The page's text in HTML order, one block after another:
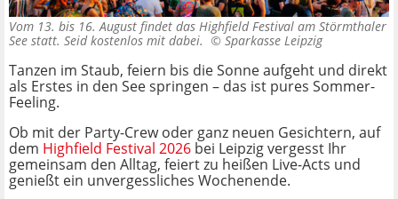
Vom 13. bis 16. August findet das Highfield Festival am Störmthaler
See statt. Seid kostenlos mit dabei. © Sparkasse Leipzig
Tanzen im Staub, feiern bis die Sonne aufgeht und direkt
als Erstes in den See springen – das ist pures Sommer-
Feeling.
Ob mit der Party-Crew oder ganz neuen Gesichtern, auf
dem Highfield Festival 2026 bei Leipzig vergesst Ihr
gemeinsam den Alltag, feiert zu heißen Live-Acts und
genießt ein unvergessliches Wochenende.